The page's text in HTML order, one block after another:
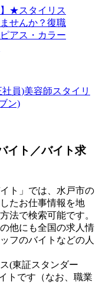
】★スタイリス
せんか？復職
アス・カラー
員)美容師スタイリ
ン)
イト／バイト求
ト」では、水戸市の
たお仕事情報を地
法で検索可能です。
他にも全国の求人情
フのバイトなどの人
(東証スタンダー
トです（なお、職業